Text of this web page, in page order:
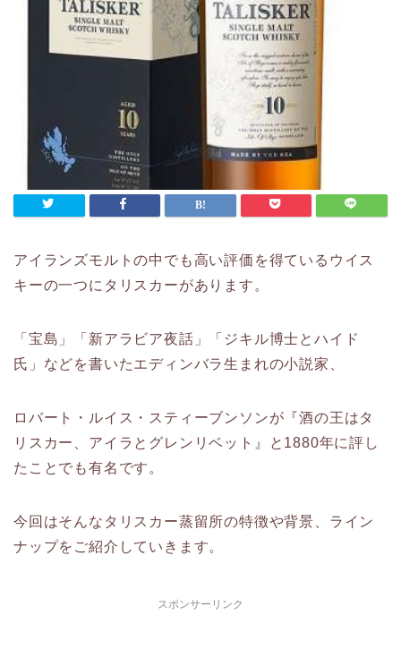
アイランズモルトの中でも高い評価を得ているウイス
キーの一つにタリスカーがあります。
「宝島」「新アラビア夜話」「ジキル博士とハイド
氏」などを書いたエディンバラ生まれの小説家、
ロバート・ルイス・スティーブンソンが『酒の王はタ
リスカー、アイラとグレンリベット』と1880年に評し
たことでも有名です。
今回はそんなタリスカー蒸留所の特徴や背景、ライン
ナップをご紹介していきます。
スポンサーリンク